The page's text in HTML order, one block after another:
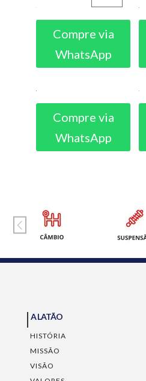
Compre via
WhatsApp
Compre via
WhatsApp
A LATÃO
HISTÓRIA
MISSÃO
VISÃO